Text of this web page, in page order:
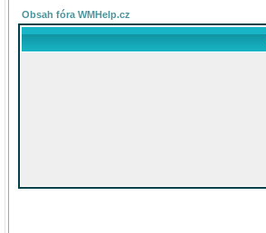
Obsah fóra WMHelp.cz